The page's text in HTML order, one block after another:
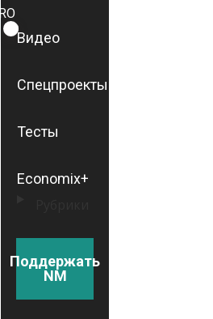
ROMÂNĂ
RU
Видео
Спецпроекты
Тесты
Economix+
Поддержать
NM